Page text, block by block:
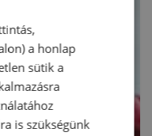
a honlap
sütik a
is szükségünk